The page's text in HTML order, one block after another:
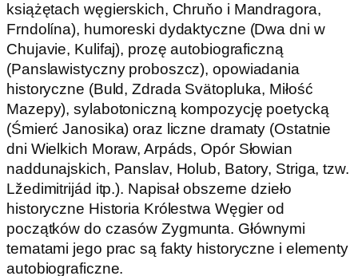
książętach węgierskich, Chruňo i Mandragora,
Frndolína), humoreski dydaktyczne (Dwa dni w
Chujavie, Kulifaj), prozę autobiograficzną
(Panslawistyczny proboszcz), opowiadania
historyczne (Buld, Zdrada Svätopluka, Miłość
Mazepy), sylabotoniczną kompozycję poetycką
(Śmierć Janosika) oraz liczne dramaty (Ostatnie
dni Wielkich Moraw, Arpáds, Opór Słowian
naddunajskich, Panslav, Holub, Batory, Striga, tzw.
Lžedimitrijád itp.). Napisał obszerne dzieło
historyczne Historia Królestwa Węgier od
początków do czasów Zygmunta. Głównymi
tematami jego prac są fakty historyczne i elementy
autobiograficzne.